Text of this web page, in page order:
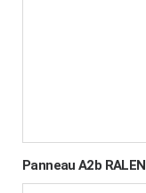
Panneau A2b